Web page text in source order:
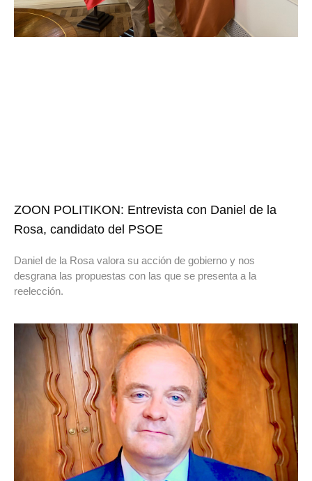
ZOON POLITIKON: Entrevista con Daniel de la
Rosa, candidato del PSOE
Daniel de la Rosa valora su acción de gobierno y nos
desgrana las propuestas con las que se presenta a la
reelección.